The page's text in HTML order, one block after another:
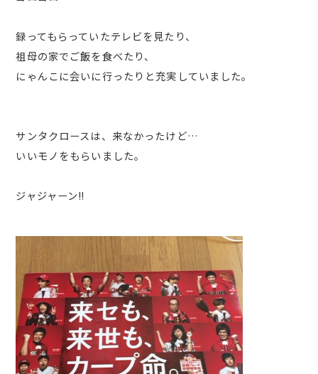
録ってもらっていたテレビを見たり、
祖母の家でご飯を食べたり、
にゃんこに会いに行ったりと充実していました。
サンタクロースは、来なかったけど…
いいモノをもらいました。
ジャジャーン‼